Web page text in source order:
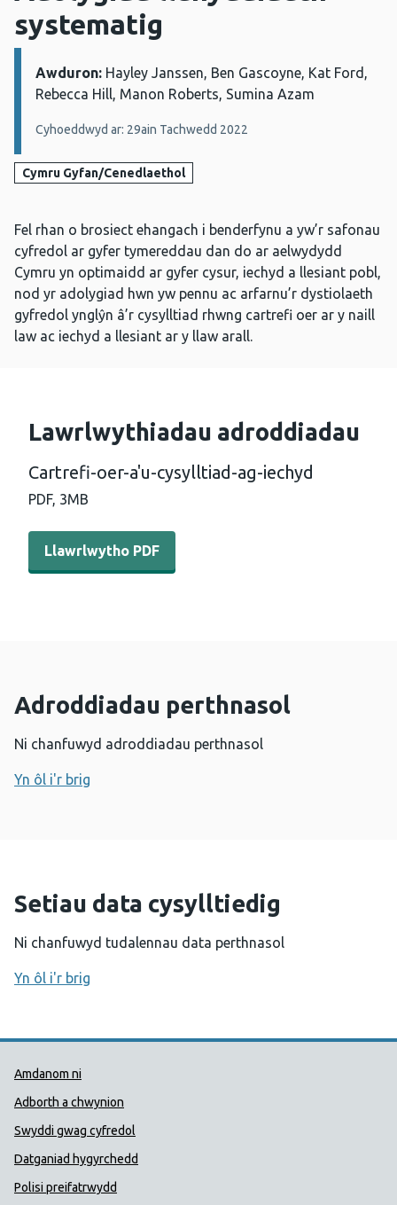
systematig
Manylion:
Awduron: Hayley Janssen, Ben Gascoyne, Kat Ford,
Rebecca Hill, Manon Roberts, Sumina Azam
Cyhoeddwyd ar: 29ain Tachwedd 2022
Cymru Gyfan/Cenedlaethol
Fel rhan o brosiect ehangach i benderfynu a yw’r safonau
cyfredol ar gyfer tymereddau dan do ar aelwydydd
Cymru yn optimaidd ar gyfer cysur, iechyd a llesiant pobl,
nod yr adolygiad hwn yw pennu ac arfarnu’r dystiolaeth
gyfredol ynglŷn â’r cysylltiad rhwng cartrefi oer ar y naill
law ac iechyd a llesiant ar y llaw arall.
Lawrlwythiadau adroddiadau
Cartrefi-oer-a'u-cysylltiad-ag-iechyd
PDF, 3MB
Llawrlwytho PDF - Cartrefi-oer-a'u-cysylltiad-ag-iechyd
Llawrlwytho PDF
Adroddiadau perthnasol
Ni chanfuwyd adroddiadau perthnasol
Yn ôl i'r brig
Setiau data cysylltiedig
Ni chanfuwyd tudalennau data perthnasol
Yn ôl i'r brig
Dolenni Cymorth Iechyd
Amdanom ni
Adborth a chwynion
Swyddi gwag cyfredol
Datganiad hygyrchedd
Polisi preifatrwydd